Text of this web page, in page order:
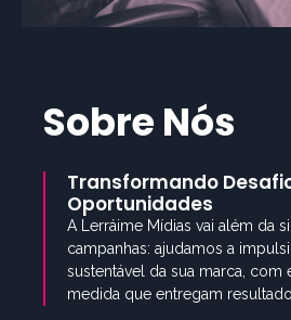
Sobre Nós
Transformando
Oportunidades
A Lerráime Mídias vai além da
campanhas: ajudamos a
sustentável da sua marca, com
medida que entregam